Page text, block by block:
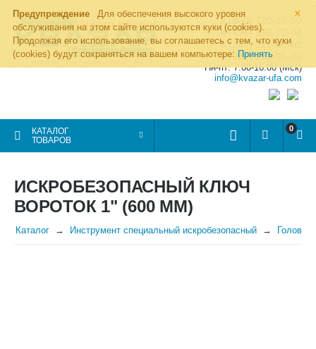
×
Предупреждение
Для обеспечения высокого уровня
обслуживания на этом сайте используются куки (cookies).
Продолжая его использование, вы соглашаетесь с тем, что куки
(cookies) будут сохраняться на вашем компьютере: Принять
8 (800) 700-19-50
8 (495) 255-77-08
8 (347) 225-00-52
8 (986) 963-95-80
Пн-пт: 7.00-16.00 (Мск)
info@kvazar-ufa.com
КАТАЛОГ
ТОВАРОВ
0
ИСКРОБЕЗОПАСНЫЙ КЛЮЧ
ВОРОТОК 1" (600 ММ)
Каталог Инструмент специальный искробезопасный Головки